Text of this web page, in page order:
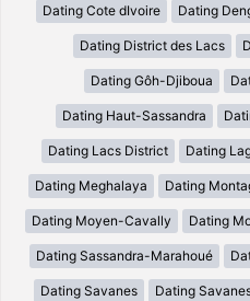
Dating Cote dIvoire Dating
Dating District des Lacs
Dating Gôh-Djiboua
Dating Haut-Sassandra
Dating Lacs District Dating
Dating Meghalaya Dating
Dating Moyen-Cavally Dating
Dating Sassandra-Marahoué
Dating Savanes Dating